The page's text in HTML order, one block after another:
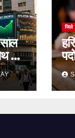
का
जिले